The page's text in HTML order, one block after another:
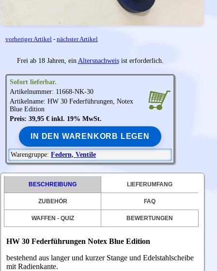
vorheriger Artikel - nächster Artikel
Frei ab 18 Jahren, ein Altersnachweisist erforderlich.
Sofort lieferbar.
Artikelnummer: 11668-NK-30
Artikelname: HW 30 Federführungen, Notex
Blue Edition
Preis: 39,95 € inkl. 19% MwSt.
IN DEN WARENKORB LEGEN
Warengruppe: Federn, Ventile
BESCHREIBUNG LIEFERUMFANG
ZUBEHÖR FAQ
WAFFEN - QUIZ BEWERTUNGEN
HW 30 Federführungen Notex Blue Edition
bestehend aus langer und kurzer Stange und Edelstahlscheibe
mit Radienkante.